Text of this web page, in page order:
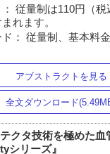
従量制は110円（税
れます。
： 従量制、基本料
アブストラクトを見る
全文ダウンロード
クタ技術を極めた血
シリーズ』